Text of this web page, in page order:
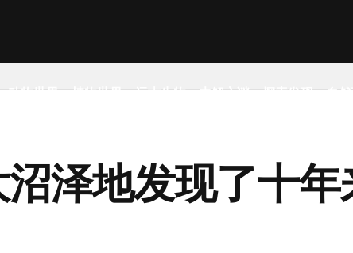
动物世界 植物世界 远古生物 未解之谜 探索发现 自
泽地发现了十